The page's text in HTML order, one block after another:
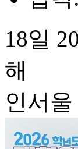
18일
해
인서